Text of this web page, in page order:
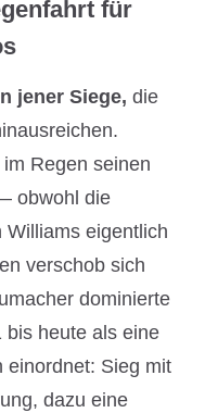
für
jener Siege, die
Regen seinen
obwohl die
Williams eigentlich
verschob sich
dominierte
bis heute als eine
einordnet: Sieg mit
dazu eine